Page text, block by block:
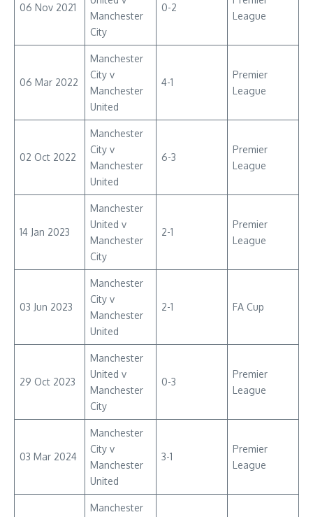
06 Nov 2021
Manchester
City
0-2
League
06 Mar 2022
Manchester
City v
Manchester
United
4-1
Premier
League
02 Oct 2022
Manchester
City v
Manchester
United
6-3
Premier
League
14 Jan 2023
Manchester
United v
Manchester
City
2-1
Premier
League
03 Jun 2023
Manchester
City v
Manchester
United
2-1 FA Cup
29 Oct 2023
Manchester
United v
Manchester
City
0-3
Premier
League
03 Mar 2024
Manchester
City v
Manchester
United
3-1
Premier
League
Manchester